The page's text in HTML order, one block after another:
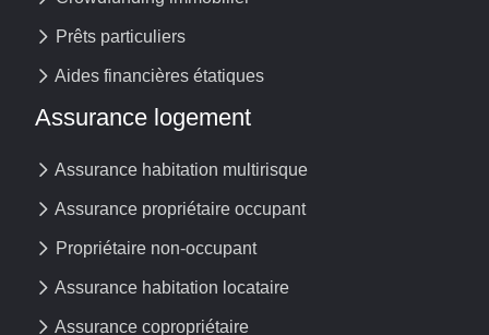
Prêts particuliers
Aides financières étatiques
Assurance logement
Assurance habitation multirisque
Assurance propriétaire occupant
Propriétaire non-occupant
Assurance habitation locataire
Assurance copropriétaire